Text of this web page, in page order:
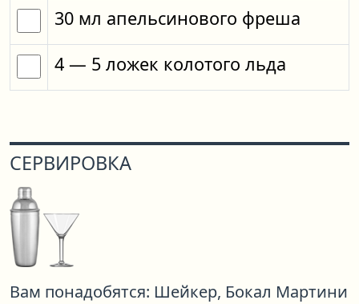
30 мл апельсинового фреша
4 — 5 ложек колотого льда
СЕРВИРОВКА
Вам понадобятся: Шейкер, Бокал Мартини